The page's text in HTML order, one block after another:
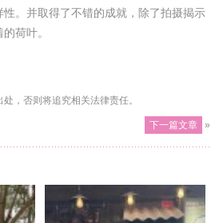
。并取得了不错的成就，除了拍摄揭示
荷叶。
，否则将追究相关法律责任。
下一篇文章 »